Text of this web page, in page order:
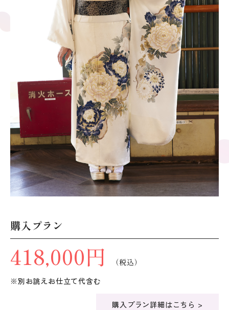
購入プラン
418,000円
（税込）
※別お誂えお仕立て代含む
購入プラン詳細はこちら >